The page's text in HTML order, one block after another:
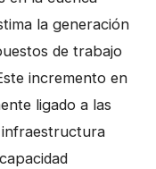
la generación
de trabajo
incremento en
ligado a las
infraestructura